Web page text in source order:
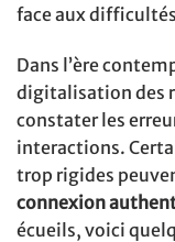
face aux
Dans l’ère
digitalisation des
constater les
interactions.
trop rigides
connexion
écueils, voici